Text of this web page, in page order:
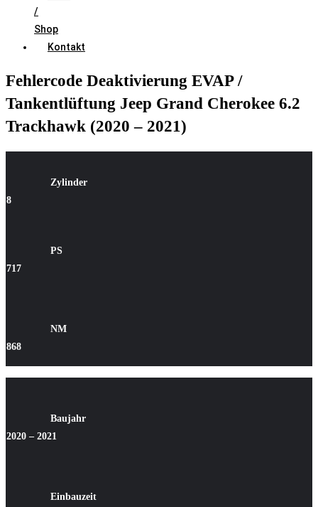
/
Shop
Kontakt
Fehlercode Deaktivierung EVAP /
Tankentlüftung Jeep Grand Cherokee 6.2
Trackhawk (2020 – 2021)
Zylinder
8
PS
717
NM
868
Baujahr
2020 – 2021
Einbauzeit